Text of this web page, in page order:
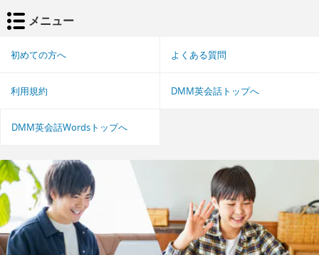
メニュー
初めての方へ よくある質問
利用規約 DMM英会話トップへ
DMM英会話Wordsトップへ